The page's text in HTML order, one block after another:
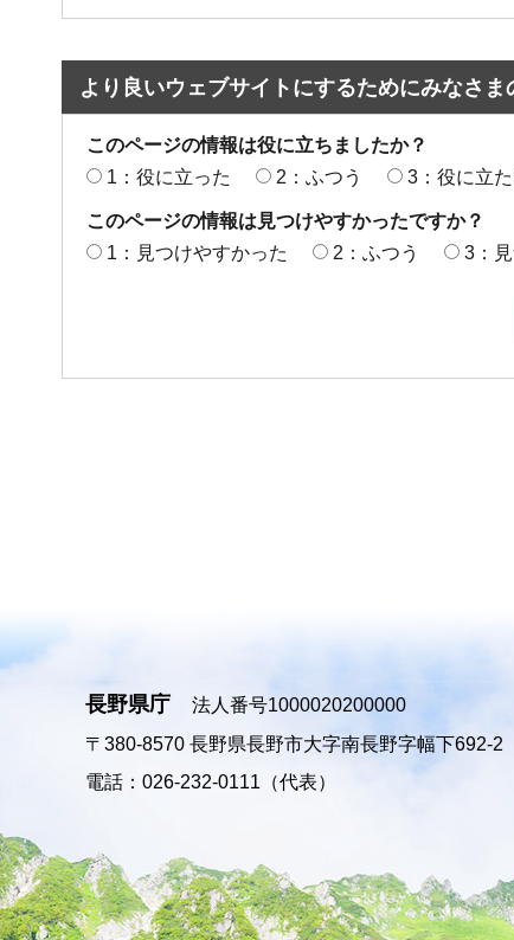
より良いウェブサイトにするためにみなさ
このページの情報は役に立ちましたか？
1：役に立った
2：ふつう 3：役に立
このページの情報は見つけやすかったですか？
1：見つけやすかった
2：ふつう 3：
長野県庁
法人番号1000020200000
〒380-8570 長野県長野市大字南長野字幅下692-2
電話：026-232-0111（代表）